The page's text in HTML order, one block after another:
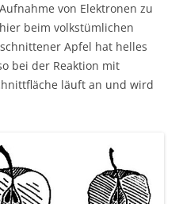
von Elektronen zu
beim volkstümlichen
Apfel hat helles
bei der Reaktion mit
läuft an und wird